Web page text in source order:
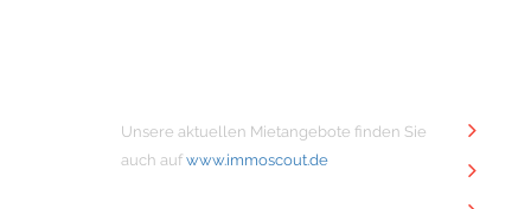
Unsere aktuellen Mietangebote finden Sie
auch auf www.immoscout.de